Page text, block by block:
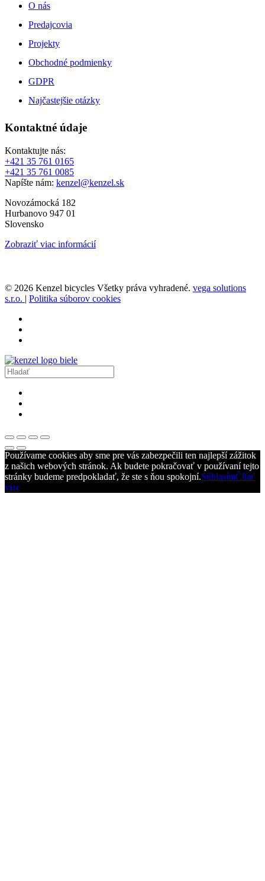
O nás
Predajcovia
Projekty
Obchodné podmienky
GDPR
Najčastejšie otázky
Kontaktné údaje
Kontaktujte nás:
+421 35 761 0165
+421 35 761 0085
Napíšte nám: kenzel@kenzel.sk
Novozámocká 182
Hurbanovo 947 01
Slovensko
Zobraziť viac informácií
© 2026 Kenzel bicycles Všetky práva vyhradené. vega solutions
s.r.o. | Politika súborov cookies
Používame cookies aby sme pre vás zabezpečili ten najlepší zážitok
z našich webových stránok. Ak budete pokračovať v používaní tejto
stránky budeme predpokladať, že ste s ňou spokojní.SúhlasímČítať
viac